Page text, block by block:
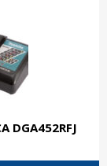
DGA452RFJ